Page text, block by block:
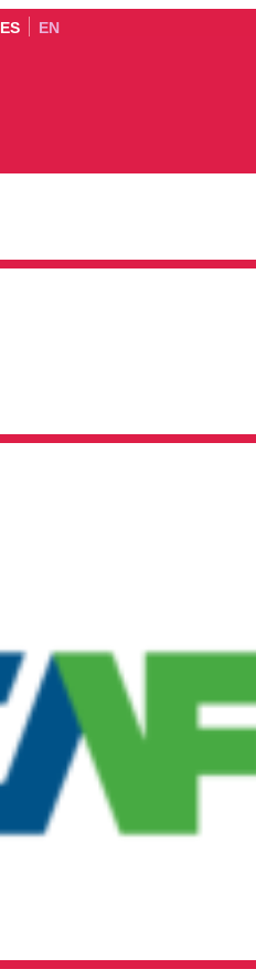
ES EN